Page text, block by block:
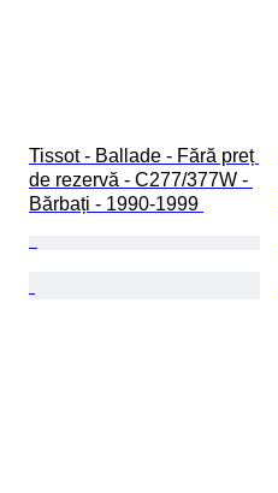
Tissot - Ballade - Fără preț
de rezervă - C277/377W -
Bărbați - 1990-1999